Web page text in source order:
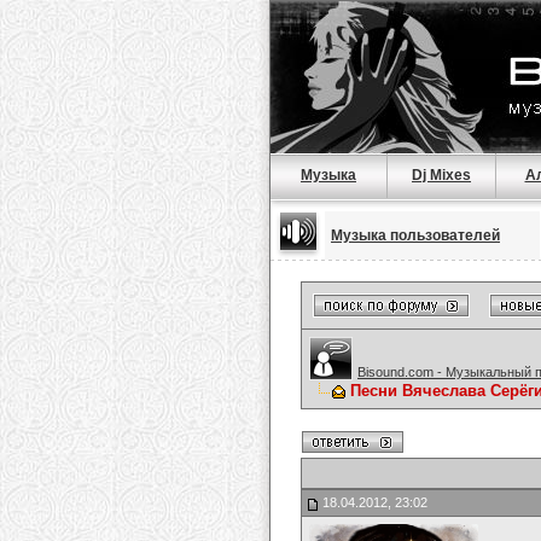
Музыка Dj Mixes
Музыка пользователей
Bisound.com - Музыкальный
Песни Вячеслава
18.04.2012, 23:02